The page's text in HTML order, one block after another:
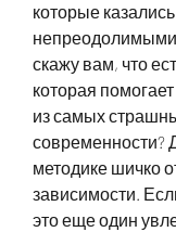
которые казались
скажу вам, что
которая
из самых
современности?
методике шичко
зависимости.
это еще один